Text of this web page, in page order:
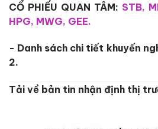
CỔ PHIẾU QUAN TÂM: STB,
HPG, MWG, GEE.
- Danh sách chi tiết khuyến
2.
Tải về bản tin nhận định thị